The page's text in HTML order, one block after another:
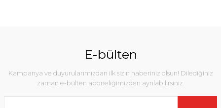
E-bülten
Kampanya ve duyurularımızdan ilk sizin haberiniz olsun! Dilediğiniz
zaman e-bülten aboneliğimizden ayrılabilirsiniz.